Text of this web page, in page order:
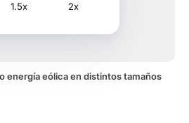
1.5x 2x
energía eólica en distintos tamaños